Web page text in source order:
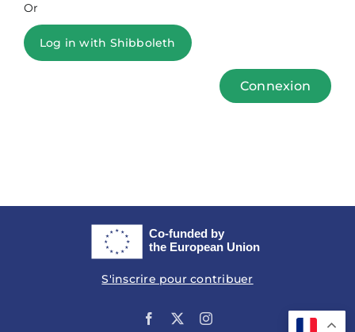
Or
Log in with Shibboleth
Connexion
S'inscrire pour contribuer
Facebook Instagram